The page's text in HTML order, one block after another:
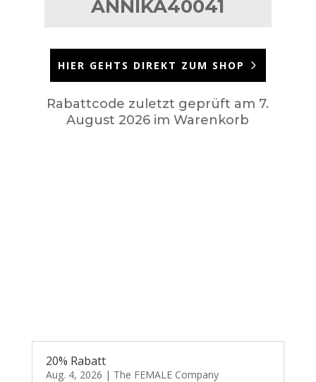
ANNIKA40041
HIER GEHTS DIREKT ZUM SHOP
Rabattcode zuletzt geprüft am 7.
August 2026 im Warenkorb
20% Rabatt
Aug. 4, 2026 | The FEMALE Company